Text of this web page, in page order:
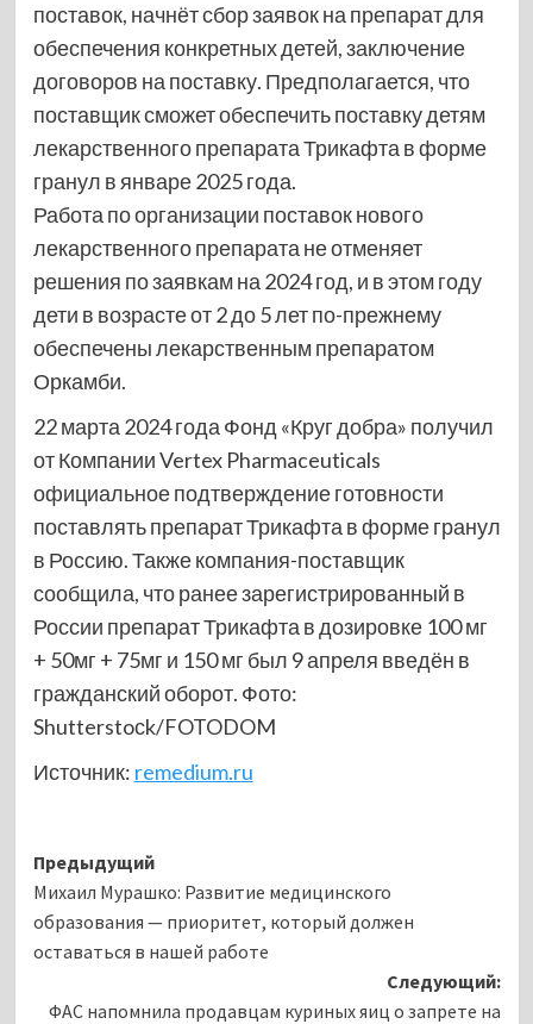
поставок, начнёт сбор заявок на препарат для
обеспечения конкретных детей, заключение
договоров на поставку. Предполагается, что
поставщик сможет обеспечить поставку детям
лекарственного препарата Трикафта в форме
гранул в январе 2025 года.
Работа по организации поставок нового
лекарственного препарата не отменяет
решения по заявкам на 2024 год, и в этом году
дети в возрасте от 2 до 5 лет по-прежнему
обеспечены лекарственным препаратом
Оркамби.
22 марта 2024 года Фонд «Круг добра» получил
от Компании Vertex Pharmaceuticals
официальное подтверждение готовности
поставлять препарат Трикафта в форме гранул
в Россию. Также компания-поставщик
сообщила, что ранее зарегистрированный в
России препарат Трикафта в дозировке 100 мг
+ 50мг + 75мг и 150 мг был 9 апреля введён в
гражданский оборот. Фото:
Shutterstoсk/FOTODOM
Источник: remedium.ru
Навигация
записи
Предыдущий
Михаил Мурашко: Развитие медицинского
образования — приоритет, который должен
оставаться в нашей работе
Следующий:
ФАС напомнила продавцам куриных яиц о запрете на